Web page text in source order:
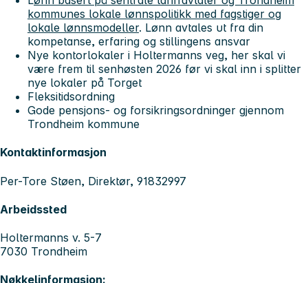
kommunes lokale lønnspolitikk med fagstiger og
lokale lønnsmodeller. Lønn avtales ut fra din
kompetanse, erfaring og stillingens ansvar
Nye kontorlokaler i Holtermanns veg, her skal vi
være frem til senhøsten 2026 før vi skal inn i splitter
nye lokaler på Torget
Fleksitidsordning
Gode pensjons- og forsikringsordninger gjennom
Trondheim kommune
Kontaktinformasjon
Per-Tore Støen, Direktør, 91832997
Arbeidssted
Holtermanns v. 5-7
7030 Trondheim
Nøkkelinformasjon: